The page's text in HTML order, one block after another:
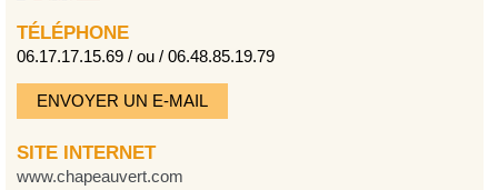
TÉLÉPHONE
06.17.17.15.69 / ou / 06.48.85.19.79
ENVOYER UN E-MAIL
SITE INTERNET
www.chapeauvert.com